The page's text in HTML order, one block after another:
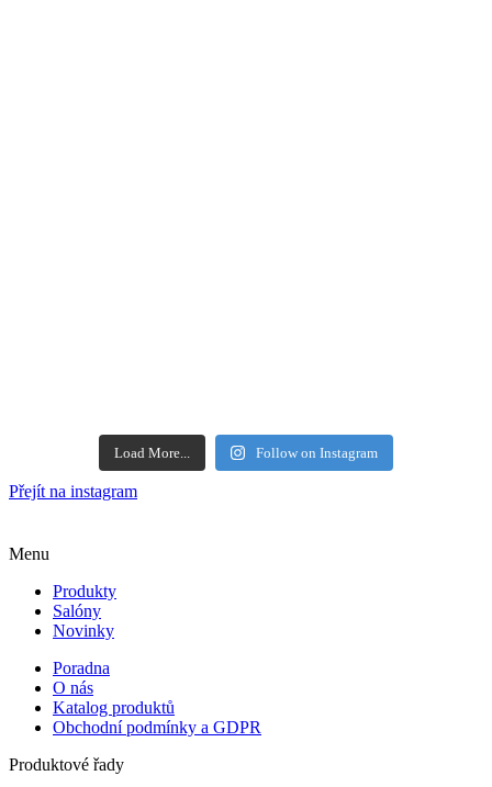
Load More... Follow on Instagram
Přejít na instagram
Menu
Produkty
Salóny
Novinky
Poradna
O nás
Katalog produktů
Obchodní podmínky a GDPR
Produktové řady